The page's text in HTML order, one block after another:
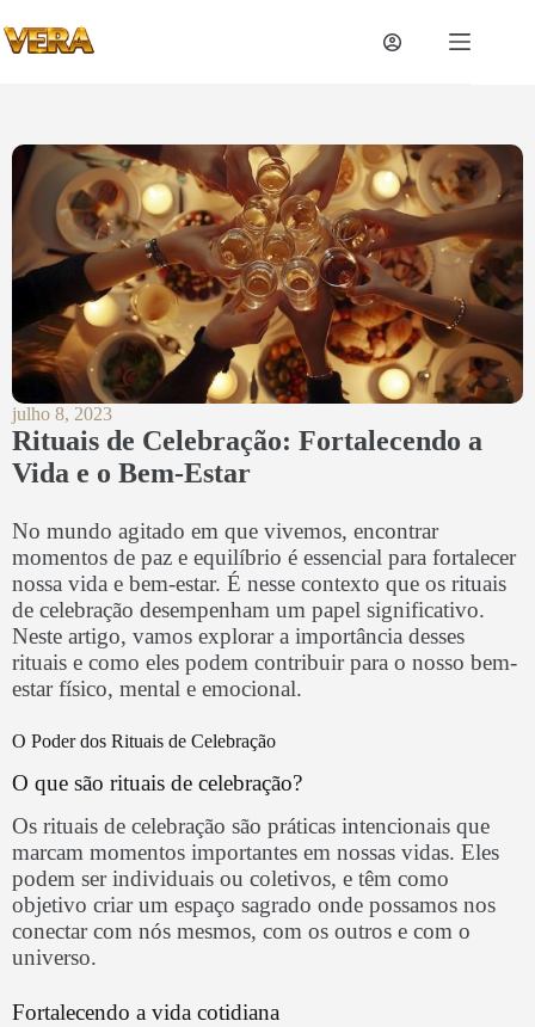
julho 8, 2023
Rituais de Celebração: Fortalecendo a
Vida e o Bem-Estar
No mundo agitado em que vivemos, encontrar
momentos de paz e equilíbrio é essencial para fortalecer
nossa vida e bem-estar. É nesse contexto que os rituais
de celebração desempenham um papel significativo.
Neste artigo, vamos explorar a importância desses
rituais e como eles podem contribuir para o nosso bem-
estar físico, mental e emocional.
O Poder dos Rituais de Celebração
O que são rituais de celebração?
Os rituais de celebração são práticas intencionais que
marcam momentos importantes em nossas vidas. Eles
podem ser individuais ou coletivos, e têm como
objetivo criar um espaço sagrado onde possamos nos
conectar com nós mesmos, com os outros e com o
universo.
Fortalecendo a vida cotidiana